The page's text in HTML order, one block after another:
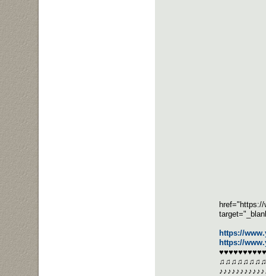
https://
https://